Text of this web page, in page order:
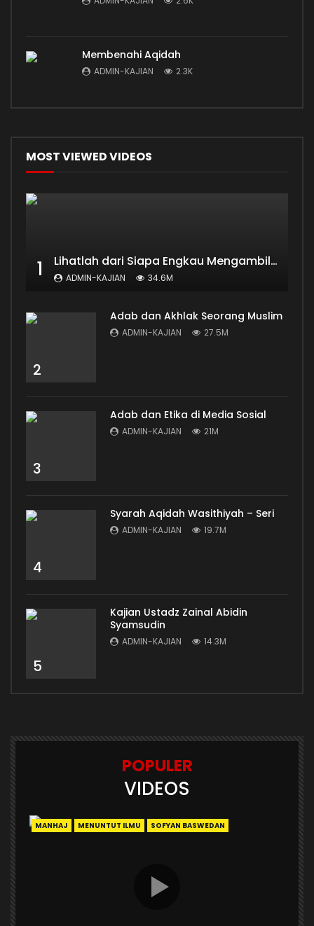
Membenahi Aqidah
ADMIN-KAJIAN 2.3K
MOST VIEWED VIDEOS
1 Lihatlah dari Siapa Engkau Mengambil Ilmu
ADMIN-KAJIAN 34.6M
2
Adab dan Akhlak Seorang Muslim
ADMIN-KAJIAN 27.5M
3
Adab dan Etika di Media Sosial
ADMIN-KAJIAN 21M
4
Syarah Aqidah Wasithiyah – Seri
ADMIN-KAJIAN 19.7M
5
Kajian Ustadz Zainal Abidin
Syamsudin
ADMIN-KAJIAN 14.3M
POPULER
VIDEOS
MANHAJ MENUNTUT ILMU SOFYAN BASWEDAN